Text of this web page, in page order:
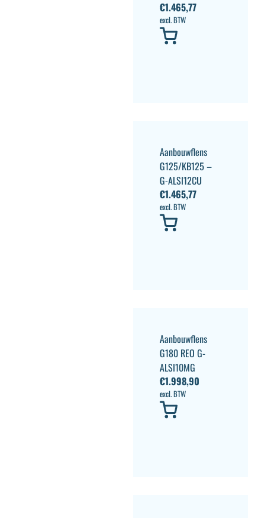
€1.465,77
excl. BTW
Aanbouwflens
G125/KB125 –
G-ALSI12CU
€1.465,77
excl. BTW
Aanbouwflens
G180 REO G-
ALSI10MG
€1.998,90
excl. BTW